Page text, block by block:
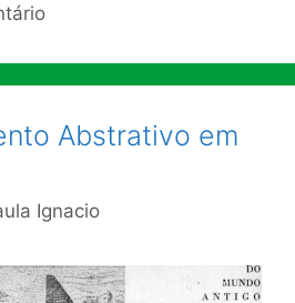
Abstrativo em
Ignacio